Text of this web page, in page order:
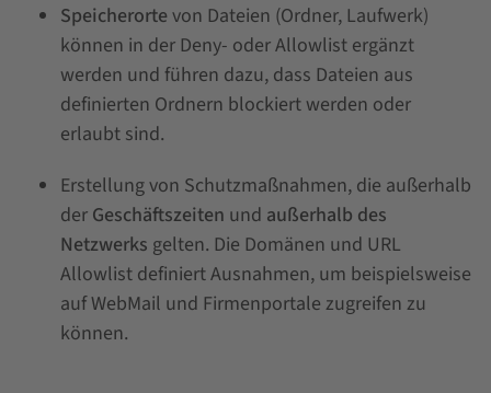
Speicherorte von Dateien (Ordner, Laufwerk)
können in der Deny- oder Allowlist ergänzt
werden und führen dazu, dass Dateien aus
definierten Ordnern blockiert werden oder
erlaubt sind.
Erstellung von Schutzmaßnahmen, die außerhalb
der Geschäftszeiten und außerhalb des
Netzwerks gelten. Die Domänen und URL
Allowlist definiert Ausnahmen, um beispielsweise
auf WebMail und Firmenportale zugreifen zu
können.